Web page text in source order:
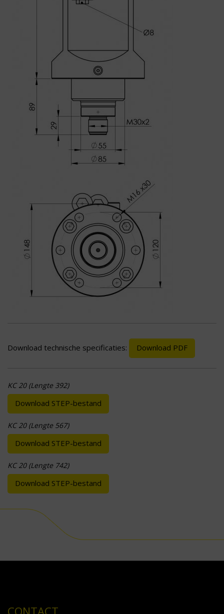
Download technische specificaties: Download PDF
KC 20 (Lengte 392)
Download STEP-bestand
KC 20 (Lengte 567)
Download STEP-bestand
KC 20 (Lengte 742)
Download STEP-bestand
CONTACT